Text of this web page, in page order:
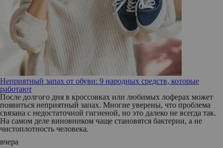
Неприятный запах от обуви: 9 народных средств, которые
работают
После долгого дня в кроссовках или любимых лоферах может
появиться неприятный запах. Многие уверены, что проблема
связана с недостаточной гигиеной, но это далеко не всегда так.
На самом деле виновником чаще становятся бактерии, а не
чистоплотность человека.
вчера